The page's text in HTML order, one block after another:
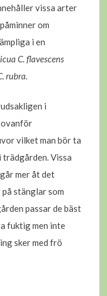
vissa arter
om
i en
C. flavescens
rubra.
i
ovanför
vilket man bör ta
trädgården. Vissa
mer åt det
stänglar som
passar de bäst
fuktig men inte
sker med frö